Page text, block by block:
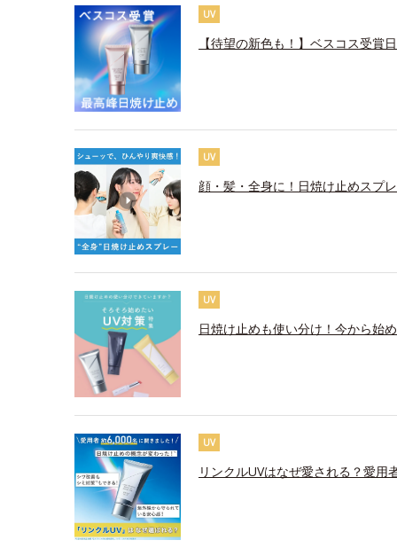
UV
【待望の新色も！】ベスコス受賞
UV
顔・髪・全身に！日焼け止めスプ
UV
日焼け止めも使い分け！今から始
UV
リンクルUVはなぜ愛される？愛